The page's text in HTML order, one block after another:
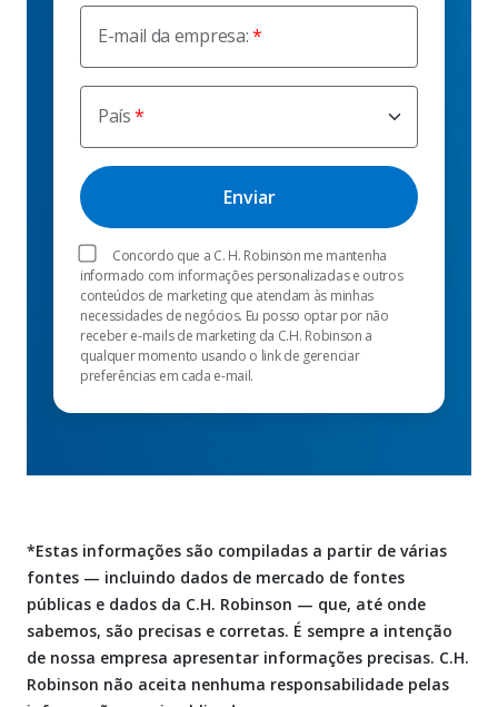
E-mail da empresa:
País
Concordo que a C. H. Robinson me mantenha
informado com informações personalizadas e outros
conteúdos de marketing que atendam às minhas
necessidades de negócios. Eu posso optar por não
receber e-mails de marketing da C.H. Robinson a
qualquer momento usando o link de gerenciar
preferências em cada e-mail.
*Estas informações são compiladas a partir de várias
fontes — incluindo dados de mercado de fontes
públicas e dados da C.H. Robinson — que, até onde
sabemos, são precisas e corretas. É sempre a intenção
de nossa empresa apresentar informações precisas. C.H.
Robinson não aceita nenhuma responsabilidade pelas